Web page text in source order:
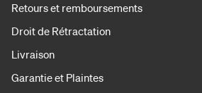
Retours et remboursements
Droit de Rétractation
Livraison
Garantie et Plaintes